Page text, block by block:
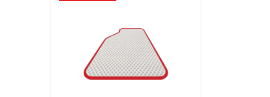
GÖZAT